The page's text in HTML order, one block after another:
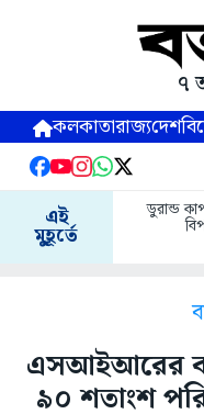
৭
কলকাতারাজ্যদেশ
এই
মুহূর্তে
ডুরান্ড
এসআইআরের
৯০ শতাংশ